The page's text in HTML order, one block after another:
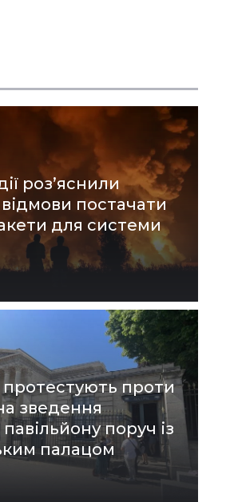
роз’яснили
постачати
для системи
проти
зведення
поруч із
палацом